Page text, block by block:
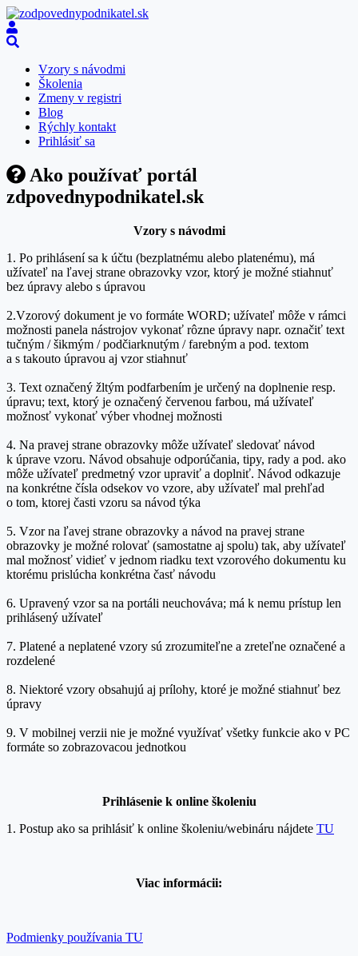
Vzory s návodmi
Školenia
Zmeny v registri
Blog
Rýchly kontakt
Prihlásiť sa
Ako používať portál
zdpovednypodnikatel.sk
Vzory s návodmi
1. Po prihlásení sa k účtu (bezplatnému alebo platenému), má
užívateľ na ľavej strane obrazovky vzor, ktorý je možné stiahnuť
bez úpravy alebo s úpravou
2.Vzorový dokument je vo formáte WORD; užívateľ môže v rámci
možnosti panela nástrojov vykonať rôzne úpravy napr. označiť text
tučným / šikmým / podčiarknutým / farebným a pod. textom
a s takouto úpravou aj vzor stiahnuť
3. Text označený žltým podfarbením je určený na doplnenie resp.
úpravu; text, ktorý je označený červenou farbou, má užívateľ
možnosť vykonať výber vhodnej možnosti
4. Na pravej strane obrazovky môže užívateľ sledovať návod
k úprave vzoru. Návod obsahuje odporúčania, tipy, rady a pod. ako
môže užívateľ predmetný vzor upraviť a doplniť. Návod odkazuje
na konkrétne čísla odsekov vo vzore, aby užívateľ mal prehľad
o tom, ktorej časti vzoru sa návod týka
5. Vzor na ľavej strane obrazovky a návod na pravej strane
obrazovky je možné rolovať (samostatne aj spolu) tak, aby užívateľ
mal možnosť vidieť v jednom riadku text vzorového dokumentu ku
ktorému prislúcha konkrétna časť návodu
6. Upravený vzor sa na portáli neuchováva; má k nemu prístup len
prihlásený užívateľ
7. Platené a neplatené vzory sú zrozumiteľne a zreteľne označené a
rozdelené
8. Niektoré vzory obsahujú aj prílohy, ktoré je možné stiahnuť bez
úpravy
9. V mobilnej verzii nie je možné využívať všetky funkcie ako v PC
formáte so zobrazovacou jednotkou
Prihlásenie k online školeniu
1. Postup ako sa prihlásiť k online školeniu/webináru nájdete TU
Viac informácii:
Podmienky používania TU